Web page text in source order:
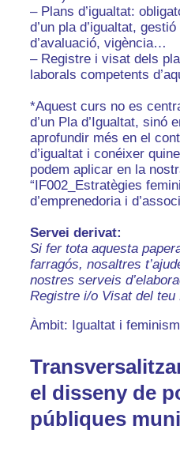
– Plans d’igualtat:
d’un pla d’igualtat,
d’avaluació, vigència…
– Registre i visat dels
laborals competents
*Aquest curs no es
d’un Pla d’Igualtat, sinó
aprofundir més en el
d’igualtat i conéixer
podem aplicar en la
“IF002_Estratègies
d’emprenedoria i
Servei derivat:
Si fer tota aquesta
farragós, nosaltres
nostres serveis
Registre i/o Visat del teu
Àmbit: Igualtat i
el disseny de
públiques